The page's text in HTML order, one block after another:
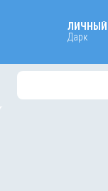
ЛИЧНЫЙ
Дарк